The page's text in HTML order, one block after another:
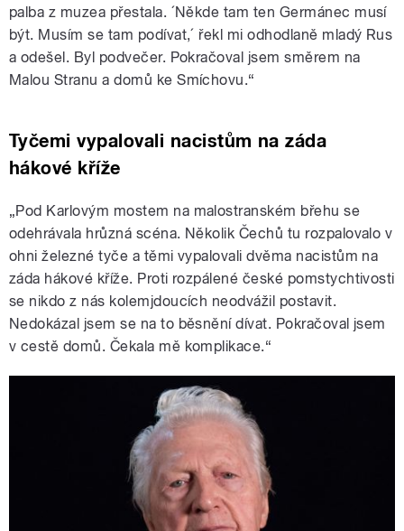
palba z muzea přestala. ´Někde tam ten Germánec musí
být. Musím se tam podívat,´ řekl mi odhodlaně mladý Rus
a odešel. Byl podvečer. Pokračoval jsem směrem na
Malou Stranu a domů ke Smíchovu.“
Tyčemi vypalovali nacistům na záda
hákové kříže
„Pod Karlovým mostem na malostranském břehu se
odehrávala hrůzná scéna. Několik Čechů tu rozpalovalo v
ohni železné tyče a těmi vypalovali dvěma nacistům na
záda hákové kříže. Proti rozpálené české pomstychtivosti
se nikdo z nás kolemjdoucích neodvážil postavit.
Nedokázal jsem se na to běsnění dívat. Pokračoval jsem
v cestě domů. Čekala mě komplikace.“